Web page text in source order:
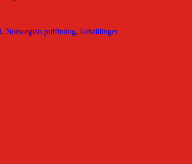
, Norwegian puffindog, Udstillinger